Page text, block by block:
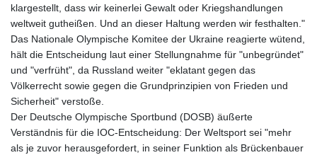
klargestellt, dass wir keinerlei Gewalt oder Kriegshandlungen
weltweit gutheißen. Und an dieser Haltung werden wir festhalten."
Das Nationale Olympische Komitee der Ukraine reagierte wütend,
hält die Entscheidung laut einer Stellungnahme für "unbegründet"
und "verfrüht", da Russland weiter "eklatant gegen das
Völkerrecht sowie gegen die Grundprinzipien von Frieden und
Sicherheit" verstoße.
Der Deutsche Olympische Sportbund (DOSB) äußerte
Verständnis für die IOC-Entscheidung: Der Weltsport sei "mehr
als je zuvor herausgefordert, in seiner Funktion als Brückenbauer